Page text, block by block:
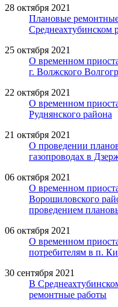
28 октября 2021
Плановые
Среднеахтубинском
25 октября 2021
О временном
г. Волжского
22 октября 2021
О временном
Руднянского района
21 октября 2021
О проведении
газопроводах в
06 октября 2021
О временном
Ворошиловского
проведением
06 октября 2021
О временном
потребителям в п.
30 сентября 2021
В
ремонтные работы